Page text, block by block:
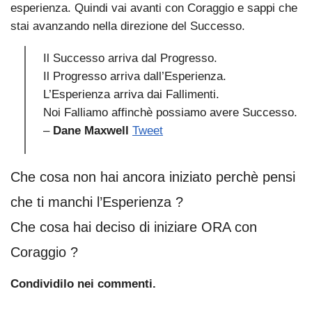
esperienza. Quindi vai avanti con Coraggio e sappi che
stai avanzando nella direzione del Successo.
Il Successo arriva dal Progresso.
Il Progresso arriva dall’Esperienza.
L’Esperienza arriva dai Fallimenti.
Noi Falliamo affinchè possiamo avere Successo.
– Dane Maxwell Tweet
Che cosa non hai ancora iniziato perchè pensi
che ti manchi l’Esperienza ?
Che cosa hai deciso di iniziare ORA con
Coraggio ?
Condividilo nei commenti.